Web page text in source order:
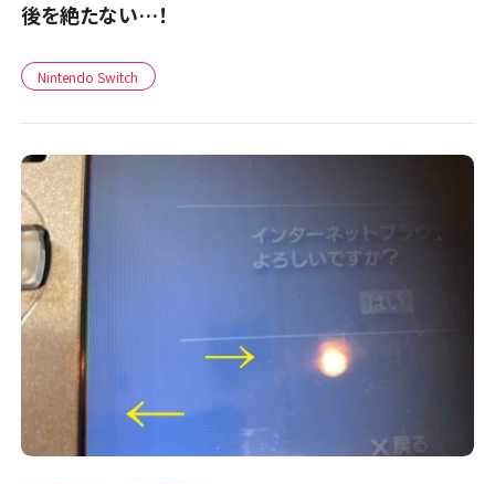
後を絶たない…！
Nintendo Switch